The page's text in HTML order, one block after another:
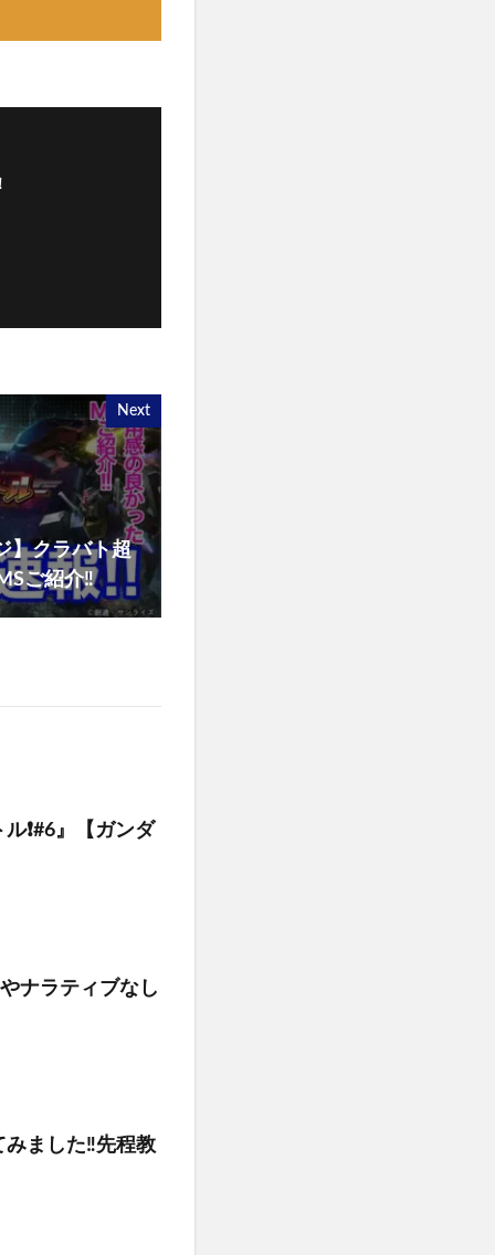
Next
】クラバト超
ご紹介‼️
❗️#6』【ガンダ
ナラティブなし
ました‼️先程教